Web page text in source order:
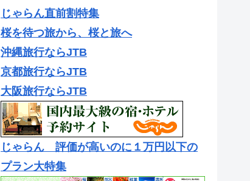
じゃらん直前割特集
桜を待つ旅から、桜と旅へ
沖縄旅行ならJTB
京都旅行ならJTB
大阪旅行ならJTB
じゃらん 評価が高いのに１万円以下の
プラン大特集